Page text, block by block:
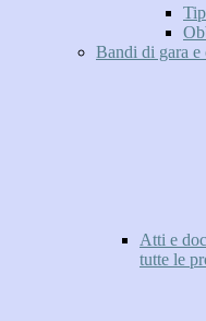
Bandi di gara e
Atti e
tutte le